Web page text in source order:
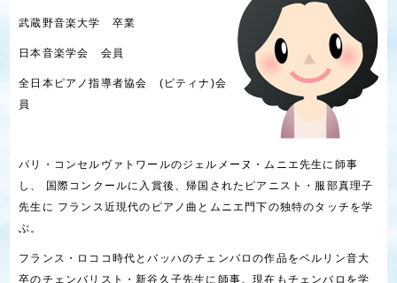
武蔵野音楽大学 卒業
日本音楽学会 会員
全日本ピアノ指導者協会 (ピティナ)会
員
パリ・コンセルヴァトワールのジェルメーヌ・ムニエ先生に師事
し、 国際コンクールに入賞後、帰国されたピアニスト・服部真理子
先生に フランス近現代のピアノ曲とムニエ門下の独特のタッチを学
ぶ。
フランス・ロココ時代とバッハのチェンバロの作品をベルリン音大
卒のチェンバリスト・新谷久子先生に師事。現在もチェンバロを学